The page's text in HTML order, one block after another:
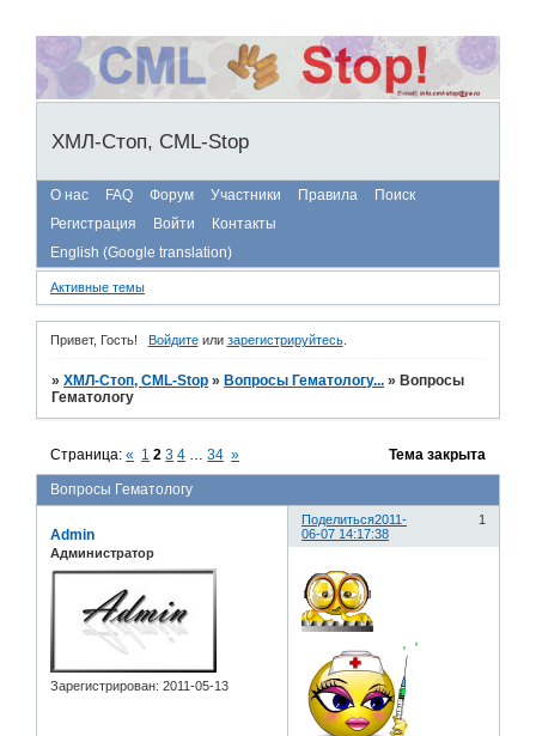
ХМЛ-Стоп, CML-Stop
О нас FAQ Форум Участники Правила
Поиск
Регистрация
Войти
Контакты
English (Google translation)
Активные темы
Привет, Гость! Войдитеили зарегистрируйтесь.
»ХМЛ-Стоп, CML-Stop » Вопросы Гематологу... » Вопросы
Гематологу
Вопросы Гематологу
Страница:« 1 2 3 4 … 34 » Тема закрыта
Поделиться 1
2011-
06-07 14:17:38
Admin
Администратор
Зарегистрирован: 2011-05-13